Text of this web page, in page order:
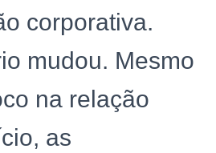
corporativa.
mudou. Mesmo
na relação
as